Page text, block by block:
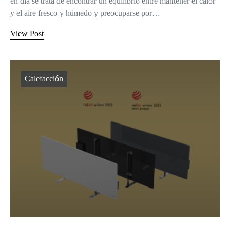
y el aire fresco y húmedo y preocuparse por…
View Post
Calefacción